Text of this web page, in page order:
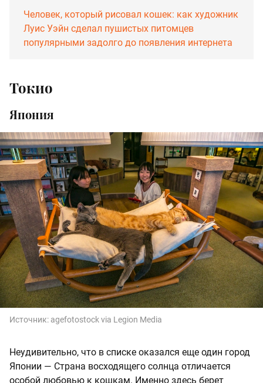
Человек, который рисовал кошек: как художник
Луис Уэйн сделал пушистых питомцев
популярными задолго до появления интернета
Токио
Япония
Источник: agefotostock via Legion Media
Неудивительно, что в списке оказался еще один город
Японии — Страна восходящего солнца отличается
особой любовью к кошкам. Именно здесь берет